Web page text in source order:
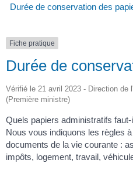
Durée de conservation des
Fiche pratique
Durée de
Vérifié le 21 avril 2023 - Direction de
(Première ministre)
Quels papiers administratifs
Nous vous indiquons les règles
documents de la vie courante :
impôts, logement, travail,